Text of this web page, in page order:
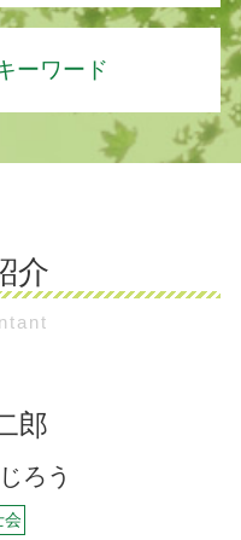
ション
ン
で
での給料
ト
ーワード
市
介
郎
ろう
会